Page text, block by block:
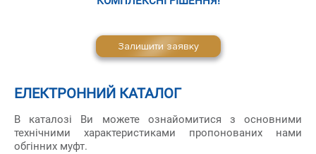
Залишити заявку
ЕЛЕКТРОННИЙ КАТАЛОГ
В каталозі Ви можете ознайомитися з основними
технічними характеристиками пропонованих нами
обгінних муфт.